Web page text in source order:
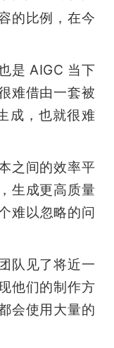
的比例，在今
是 AIGC 当下
难借由一套被
成，也就很难
之间的效率平
生成更高质量
难以忽略的问
队见了将近一
他们的制作方
会使用大量的